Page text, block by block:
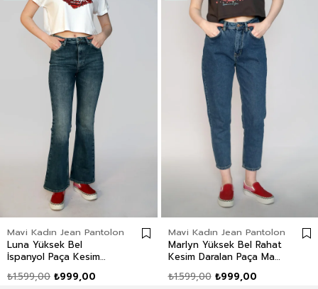
Mavi Kadın Jean Pantolon
Luna Yüksek Bel
İspanyol Paça Kesim
Mid Kadın Jean Pantolon
₺999,00
₺1.599,00
Mavi Kadın Jean Pantolon
Marlyn Yüksek Bel Rahat
Kesim Daralan Paça Mavi
₺999,00
₺1.599,00